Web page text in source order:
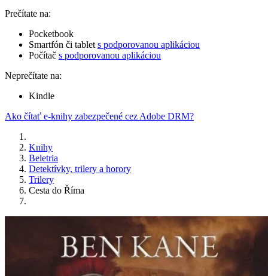
Prečítate na:
Pocketbook
Smartfón či tablet s podporovanou aplikáciou
Počítač s podporovanou aplikáciou
Neprečítate na:
Kindle
Ako čítať e-knihy zabezpečené cez Adobe DRM?
Knihy
Beletria
Detektívky, trilery a horory
Trilery
Cesta do Říma